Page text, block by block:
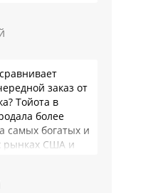
она меня
заказ от
Тойота в
более
самых богатых и
рынках США и
…